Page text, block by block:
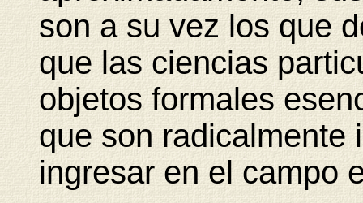
son a su vez los que
que las ciencias
objetos formales
que son radicalmente
ingresar en el campo